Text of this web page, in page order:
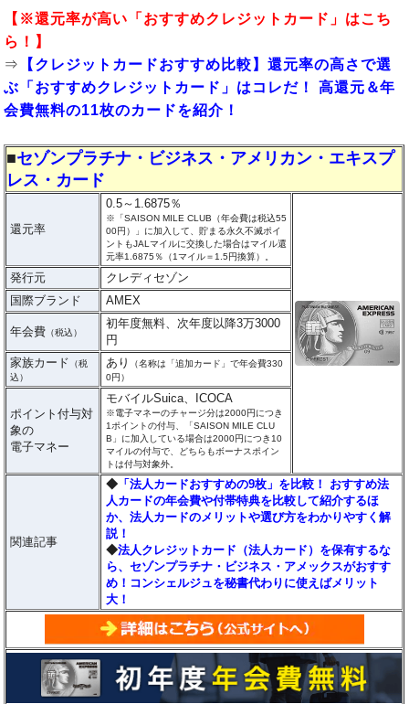
【※還元率が高い「おすすめクレジットカード」はこち
ら！】
⇒
【クレジットカードおすすめ比較】還元率の高さで選
ぶ「おすすめクレジットカード」はコレだ！ 高還元＆年
会費無料の11枚のカードを紹介！
■セゾンプラチナ・ビジネス・アメリカン・エキスプ
レス・カード
還元率
0.5～1.6875％
※「SAISON MILE CLUB（年会費は税込55
00円）」に加入して、貯まる永久不滅ポイ
ントもJALマイルに交換した場合はマイル還
元率1.6875％（1マイル＝1.5円換算）。
発行元
クレディセゾン
国際ブランド
AMEX
年会費 （税込）
初年度無料、次年度以降3万3000
円
家族カード
（税
込）
あり
（名称は「追加カード」で年会費330
0円）
ポイント付与対
象の
電子マネー
モバイルSuica、ICOCA
※電子マネーのチャージ分は2000円につき
1ポイントの付与、「SAISON MILE CLU
B」に加入している場合は2000円につき10
マイルの付与で、どちらもボーナスポイン
トは付与対象外。
関連記事
◆ 「法人カードおすすめの9枚」を比較！ おすすめ法
人カードの年会費や付帯特典を比較して紹介するほ
か、法人カードのメリットや選び方をわかりやすく解
説！
◆法人クレジットカード（法人カード）を保有するな
ら、セゾンプラチナ・ビジネス・アメックスがおすす
め！コンシェルジュを秘書代わりに使えばメリット
大！